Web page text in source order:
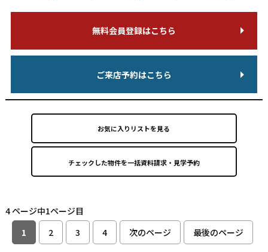
無料会員登録はこちら
ご来店予約はこちら
お気に入りリストを見る
4 ページ中1ページ目
1
2 3 4 次のページ 最後のページ